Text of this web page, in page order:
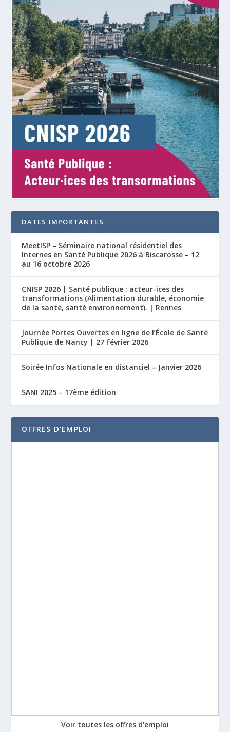
DATES IMPORTANTES
MeetISP – Séminaire national résidentiel des
Internes en Santé Publique 2026 à Biscarosse – 12
au 16 octobre 2026
CNISP 2026 | Santé publique : acteur-ices des
transformations (Alimentation durable, économie
de la santé, santé environnement). | Rennes
Journée Portes Ouvertes en ligne de l’École de Santé
Publique de Nancy | 27 février 2026
Soirée Infos Nationale en distanciel – Janvier 2026
SANI 2025 – 17ème édition
OFFRES D'EMPLOI
Voir toutes les offres d'emploi